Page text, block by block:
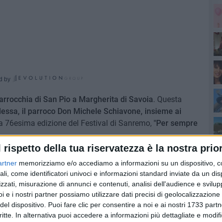
rispetto della tua riservatezza è la nostra
memorizziamo e/o accediamo a informazioni su un dispositivo,
come identificatori univoci e informazioni standard inviate da un
misurazione di annunci e contenuti, analisi dell'audience e
e i nostri partner possiamo utilizzare dati precisi di
dispositivo. Puoi fare clic per consentire a noi e ai nostri 1733
In alternativa puoi accedere a informazioni più dettagliate e
by
di San Pio a Margherita di Savoia. Questa
il parroco Don Michele Schiavone, insieme ai
edizione del Festival di Sanremo, "Per sempre
per animare, attraverso canti e coreografie la
alla terza media) che viene celebrata ogni
di Quaresima, vi è la parola fedeltà, con i bambini
la canzone "Per sempre si" che ieri sera ha vinto il
di